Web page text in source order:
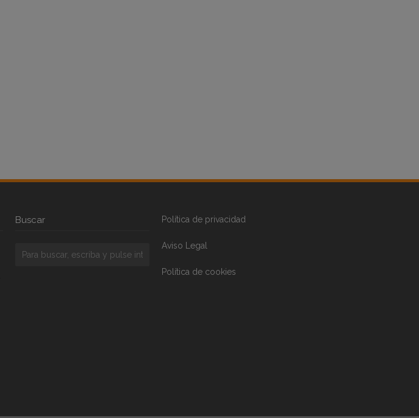
Buscar Política de privacidad
Aviso Legal
Política de cookies